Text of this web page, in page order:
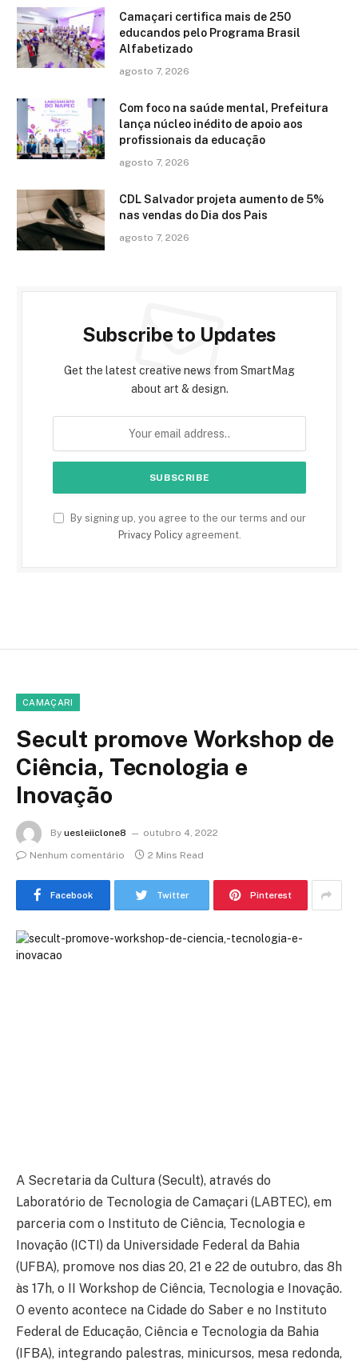
Camaçari certifica mais de 250
educandos pelo Programa Brasil
Alfabetizado
agosto 7, 2026
Com foco na saúde mental, Prefeitura
lança núcleo inédito de apoio aos
profissionais da educação
agosto 7, 2026
CDL Salvador projeta aumento de 5%
nas vendas do Dia dos Pais
agosto 7, 2026
Subscribe to Updates
Get the latest creative news from SmartMag
about art & design.
By signing up, you agree to the our terms and our
Privacy Policyagreement.
CAMAÇARI
Secult promove Workshop de
Ciência, Tecnologia e
Inovação
By uesleiiclone8
outubro 4, 2022
Nenhum comentário
2 Mins Read
Facebook Twitter Pinterest
A Secretaria da Cultura (Secult), através do
Laboratório de Tecnologia de Camaçari (LABTEC), em
parceria com o Instituto de Ciência, Tecnologia e
Inovação (ICTI) da Universidade Federal da Bahia
(UFBA), promove nos dias 20, 21 e 22 de outubro, das 8h
às 17h, o II Workshop de Ciência, Tecnologia e Inovação.
O evento acontece na Cidade do Saber e no Instituto
Federal de Educação, Ciência e Tecnologia da Bahia
(IFBA), integrando palestras, minicursos, mesa redonda,